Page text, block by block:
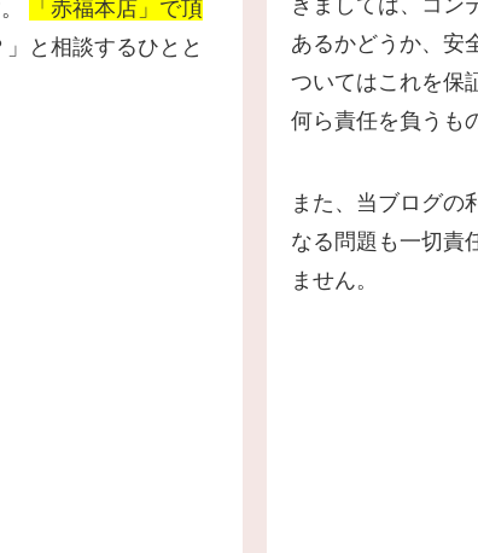
「赤福本店」で頂
と相談するひとと
あるかどうか、安
ついてはこれを保
何ら責任を負うも
また、当ブログの
なる問題も一切責
ません。